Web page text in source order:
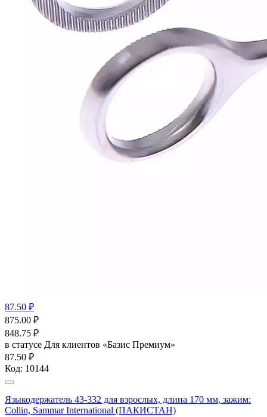
87.50 ₽
875.00 ₽
848.75 ₽
в статусе Для клиентов «Базис Премиум»
87.50 ₽
Код: 10144
Языкодержатель 43-332 для взрослых, длина 170 мм, зажим:
Collin, Sammar International (ПАКИСТАН)